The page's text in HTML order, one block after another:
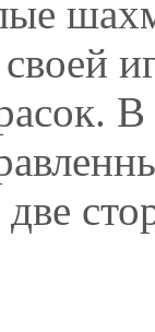
В
две